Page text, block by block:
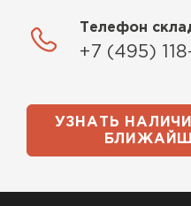
Телефон
+7 (495)
УЗНАТЬ